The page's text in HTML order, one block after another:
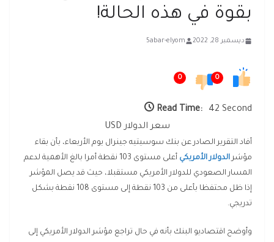
بقوة في هذه الحالة!
ديسمبر 28, 2022 5abar-elyom
0
0
Read Time:
42 Second
سعر الدولار USD
أفاد التقرير الصادر عن بنك سوسيتيه جينرال يوم الأربعاء، بأن بقاء
مؤشر الدولار الأمريكي
أعلى مستوى 103 نقطة أمرا بالغ الأهمية لدعم
المسار الصعودي للدولار الأمريكي مستقبلا، حيث قد يصل المؤشر
إذا ظل محتفظا بأعلى من 103 نقطة إلى مستوى 108 نقطة بشكل
تدريجي.
وأوضح اقتصاديو البنك بأنه في حال تراجع مؤشر الدولار الأمريكي إلى